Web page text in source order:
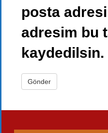
posta
adresim bu
kaydedilsin.